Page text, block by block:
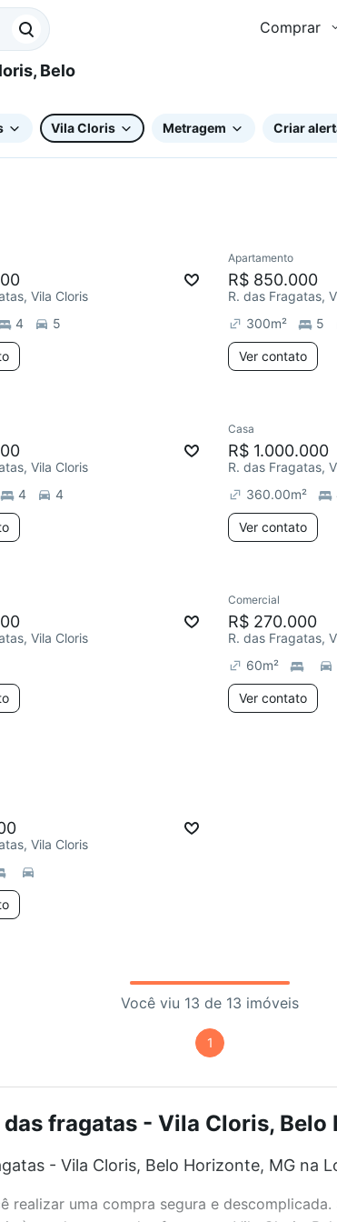
Comprar
Vila Cloris Metragem Criar
Vila Cloris
4 5
Redecorar
Apartamento
R$ 850.000
R. das Fragatas,
300m² 5
Ver contato
Vila Cloris
4 4
Casa
R$ 1.000.000
R. das Fragatas,
360.00m²
Ver contato
Vila Cloris
Comercial
R$ 270.000
R. das Fragatas,
60m²
Ver contato
Vila Cloris
Você viu 13 de 13 imóveis
1
fragatas - Vila Cloris,
- Vila Cloris, Belo Horizonte, MG na
realizar uma compra segura e